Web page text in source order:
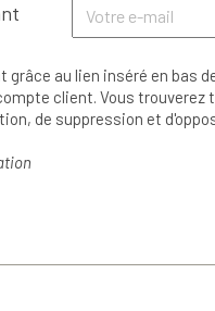
au lien inséré en bas
client. Vous
de suppression et